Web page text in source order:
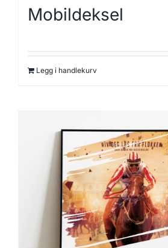
Mobildeksel
Legg i handlekurv